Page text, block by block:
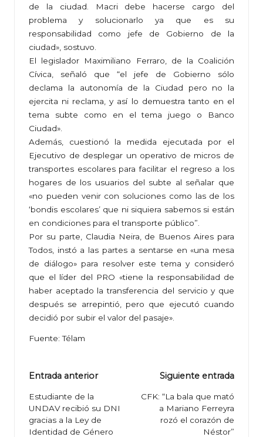
de la ciudad. Macri debe hacerse cargo del
problema y solucionarlo ya que es su
responsabilidad como jefe de Gobierno de la
ciudad», sostuvo.
El legislador Maximiliano Ferraro, de la Coalición
Cívica, señaló que “el jefe de Gobierno sólo
declama la autonomía de la Ciudad pero no la
ejercita ni reclama, y así lo demuestra tanto en el
tema subte como en el tema juego o Banco
Ciudad».
Además, cuestionó la medida ejecutada por el
Ejecutivo de desplegar un operativo de micros de
transportes escolares para facilitar el regreso a los
hogares de los usuarios del subte al señalar que
«no pueden venir con soluciones como las de los
‘bondis escolares’ que ni siquiera sabemos si están
en condiciones para el transporte público”.
Por su parte, Claudia Neira, de Buenos Aires para
Todos, instó a las partes a sentarse en «una mesa
de diálogo» para resolver este tema y consideró
que el líder del PRO «tiene la responsabilidad de
haber aceptado la transferencia del servicio y que
después se arrepintió, pero que ejecutó cuando
decidió por subir el valor del pasaje».
Fuente: Télam
Navegación
de
entradas
Entrada anterior
Estudiante de la
UNDAV recibió su DNI
gracias a la Ley de
Identidad de Género
Siguiente entrada
CFK: “La bala que mató
a Mariano Ferreyra
rozó el corazón de
Néstor”